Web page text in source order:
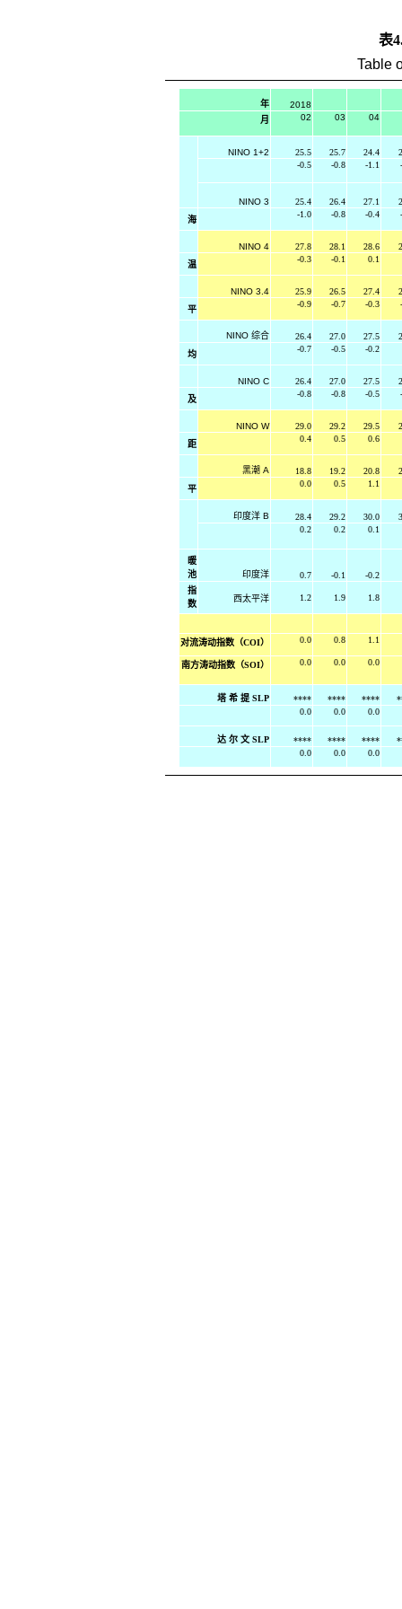
表
Table
年
2018
月
02 03 04
NINO 1+2 25.5 25.7 24.4
-0.5
-0.8 -1.1
NINO 3 25.4 26.4 27.1
海
-1.0 -0.8 -0.4
NINO 4 27.8 28.1 28.6
温
-0.3 -0.1 0.1
NINO 3.4 25.9 26.5 27.4
平
-0.9 -0.7 -0.3
NINO 综合 26.4 27.0 27.5
均
-0.7 -0.5 -0.2
NINO C 26.4 27.0 27.5
及
-0.8 -0.8 -0.5
NINO W 29.0 29.2 29.5
距
0.4 0.5 0.6
黑潮 A 18.8 19.2 20.8
平
0.0 0.5 1.1
印度洋 B 28.4 29.2 30.0
0.2
0.2 0.1
暖
池
印度洋 0.7 -0.1
-0.2
指
数
西太平洋 1.2 1.9 1.8
对流涛动指数（COI） 0.0 0.8 1.1
南方涛动指数（SOI） 0.0 0.0 0.0
塔 希 提 SLP **** **** ****
0.0
0.0 0.0
达 尔 文 SLP **** **** ****
0.0
0.0 0.0